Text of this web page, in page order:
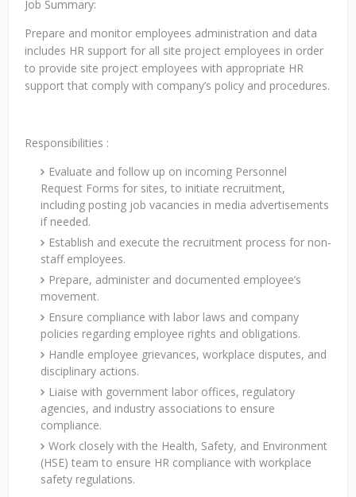
Job Summary:
Prepare and monitor employees administration and data
includes HR support for all site project employees in order
to provide site project employees with appropriate HR
support that comply with company’s policy and procedures.
Responsibilities :
Evaluate and follow up on incoming Personnel
Request Forms for sites, to initiate recruitment,
including posting job vacancies in media advertisements
if needed.
Establish and execute the recruitment process for non-
staff employees.
Prepare, administer and documented employee’s
movement.
Ensure compliance with labor laws and company
policies regarding employee rights and obligations.
Handle employee grievances, workplace disputes, and
disciplinary actions.
Liaise with government labor offices, regulatory
agencies, and industry associations to ensure
compliance.
Work closely with the Health, Safety, and Environment
(HSE) team to ensure HR compliance with workplace
safety regulations.